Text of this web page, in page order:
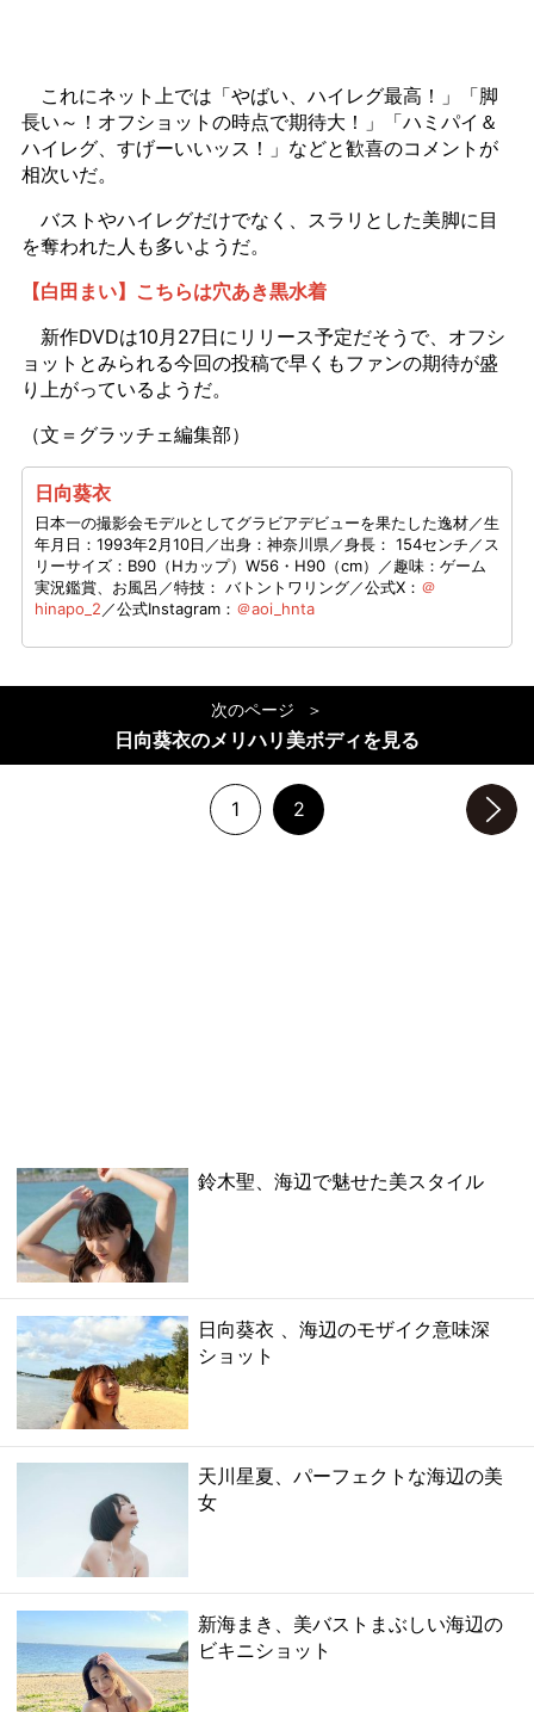
これにネット上では「やばい、ハイレグ最高！」「脚
長い～！オフショットの時点で期待大！」「ハミパイ＆
ハイレグ、すげーいいッス！」などと歓喜のコメントが
相次いだ。
バストやハイレグだけでなく、スラリとした美脚に目
を奪われた人も多いようだ。
【白田まい】こちらは穴あき黒水着
新作DVDは10月27日にリリース予定だそうで、オフシ
ョットとみられる今回の投稿で早くもファンの期待が盛
り上がっているようだ。
（文＝グラッチェ編集部）
日向葵衣
日本一の撮影会モデルとしてグラビアデビューを果たした逸材／生
年月日：1993年2月10日／出身：神奈川県／身長： 154センチ／ス
リーサイズ：B90（Hカップ）W56・H90（cm）／趣味：ゲーム
実況鑑賞、お風呂／特技： バトントワリング／公式X： ＠
hinapo_2 ／公式Instagram： ＠aoi_hnta
次のページ
日向葵衣のメリハリ美ボディを見る
1 2
鈴木聖、海辺で魅せた美スタイル
日向葵衣 、海辺のモザイク意味深
ショット
天川星夏、パーフェクトな海辺の美
女
新海まき、美バストまぶしい海辺の
ビキニショット